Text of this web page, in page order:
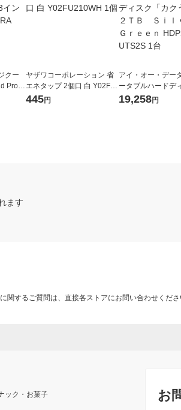
クー
Pro 1
I
ヤザワコーポレーション 省
エネタップ 2個口 白 Y02FU
210WH 1個
445円
アイ・オー・デー
ータブルハードデ
「カクうす」 ２
19,258円
ます
するご質問は、直接各ストアにお問い合わせくださ
お
ック・お菓子